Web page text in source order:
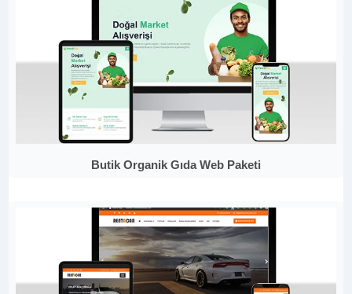
Butik Organik Gıda Web Paketi